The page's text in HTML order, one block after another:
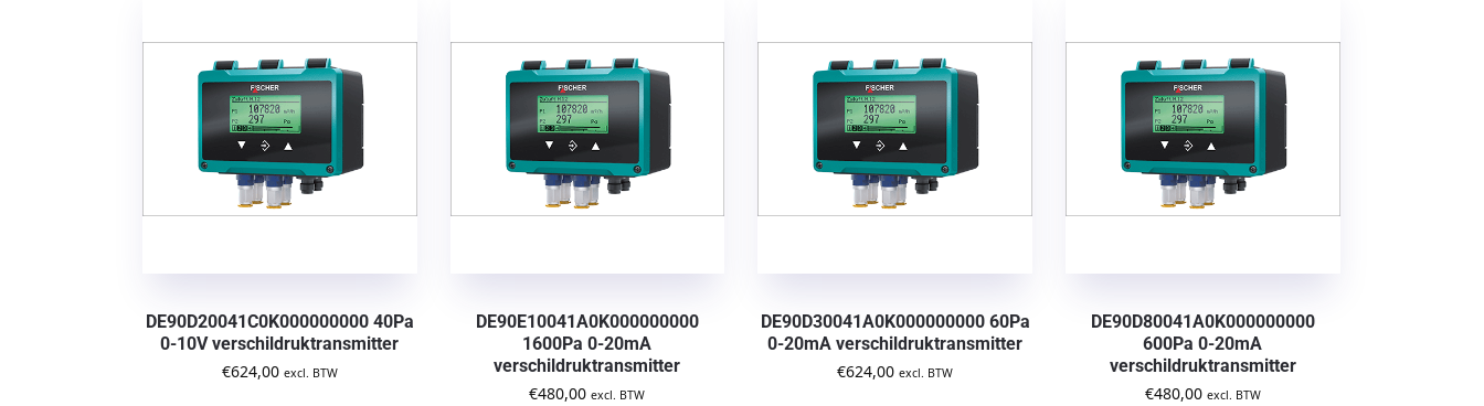
DE90D20041C0K000000000 40Pa
0-10V verschildruktransmitter
€624,00 excl. BTW
DE90E10041A0K000000000
1600Pa 0-20mA
verschildruktransmitter
€480,00 excl. BTW
DE90D30041A0K000000000 60Pa
0-20mA verschildruktransmitter
€624,00 excl. BTW
DE90D80041A0K000000000
600Pa 0-20mA
verschildruktransmitter
€480,00 excl. BTW